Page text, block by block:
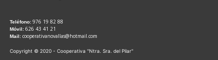
Teléfono: 976 19 82 88
Móvil: 626 43 41 21
Mail: cooperativanovallas@hotmail.com
Copyright © 2020 - Cooperativa "Ntra. Sra. del Pilar"